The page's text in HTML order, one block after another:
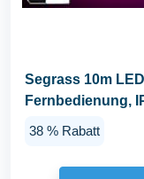
Segrass 10m
Fernbedienung,
38 % Rabatt